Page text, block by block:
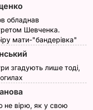
нав'язувати
буду". Драпатий
яку
обрав його
обладнав
Шевченка.
мати-"бандерівка"
згадують лише тоді,
не вірю, як у свою